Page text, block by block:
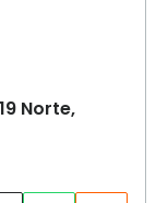
Norte,